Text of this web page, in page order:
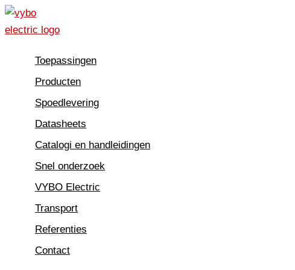
Spring
naar
Toepassingen
Producten
Spoedlevering
Datasheets
Catalogi en handleidingen
Snel onderzoek
VYBO Electric
Transport
Referenties
Contact